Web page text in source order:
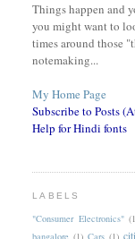
Things happen and
you might want to
times around those
notemaking...
My Home Page
Subscribe to Posts
Help for Hindi fonts
LABELS
"Consumer Electronics"
bangalore (1) Cars (1)